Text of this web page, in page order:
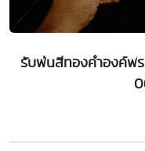
รับพ่นสีทองคำองค์พร